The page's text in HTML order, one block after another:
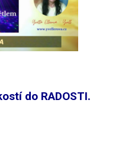
do RADOSTI.